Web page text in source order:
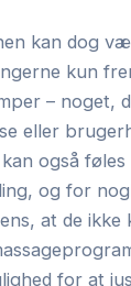
kan dog
kun
– noget,
eller
også
og for
at de ikke
for at